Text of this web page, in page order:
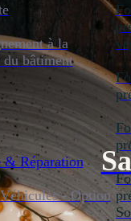
à la
du bâtiment
& Réparation
- Option